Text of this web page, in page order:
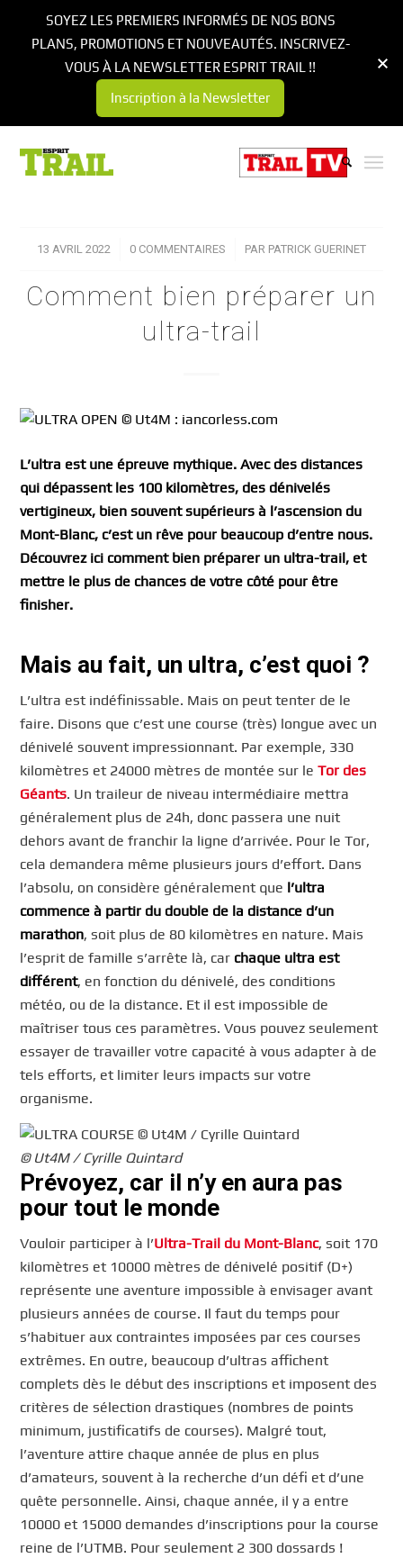
13 AVRIL 2022
/ 0 COMMENTAIRES
/ PAR PATRICK GUERINET
Comment bien préparer un
ultra-trail
L’ultra est une épreuve mythique. Avec des distances
qui dépassent les 100 kilomètres, des dénivelés
vertigineux, bien souvent supérieurs à l’ascension du
Mont-Blanc, c’est un rêve pour beaucoup d’entre nous.
Découvrez ici comment bien préparer un ultra-trail, et
mettre le plus de chances de votre côté pour être
finisher.
Mais au fait, un ultra, c’est quoi ?
L’ultra est indéfinissable. Mais on peut tenter de le
faire. Disons que c’est une course (très) longue avec un
dénivelé souvent impressionnant. Par exemple, 330
kilomètres et 24000 mètres de montée sur leTor des
Géants. Un traileur de niveau intermédiaire mettra
généralement plus de 24h, donc passera une nuit
dehors avant de franchir la ligne d’arrivée. Pour le Tor,
cela demandera même plusieurs jours d’effort. Dans
l’absolu, on considère généralement que l’ultra
commence à partir du double de la distance d’un
marathon, soit plus de 80 kilomètres en nature. Mais
l’esprit de famille s’arrête là, car chaque ultra est
différent, en fonction du dénivelé, des conditions
météo, ou de la distance. Et il est impossible de
maîtriser tous ces paramètres. Vous pouvez seulement
essayer de travailler votre capacité à vous adapter à de
tels efforts, et limiter leurs impacts sur votre
organisme.
© Ut4M / Cyrille Quintard
Prévoyez, car il n’y en aura pas
pour tout le monde
Vouloir participer à l’Ultra-Trail du Mont-Blanc, soit 170
kilomètres et 10000 mètres de dénivelé positif (D+)
représente une aventure impossible à envisager avant
plusieurs années de course. Il faut du temps pour
s’habituer aux contraintes imposées par ces courses
extrêmes. En outre, beaucoup d’ultras affichent
complets dès le début des inscriptions et imposent des
critères de sélection drastiques (nombres de points
minimum, justificatifs de courses). Malgré tout,
l’aventure attire chaque année de plus en plus
d’amateurs, souvent à la recherche d’un défi et d’une
quête personnelle. Ainsi, chaque année, il y a entre
10000 et 15000 demandes d’inscriptions pour la course
reine de l’UTMB. Pour seulement 2 300 dossards !
SOYEZ LES PREMIERS INFORMÉS DE NOS BONS
PLANS, PROMOTIONS ET NOUVEAUTÉS. INSCRIVEZ-
VOUS À LA NEWSLETTER ESPRIT TRAIL !!
Inscription à la Newsletter